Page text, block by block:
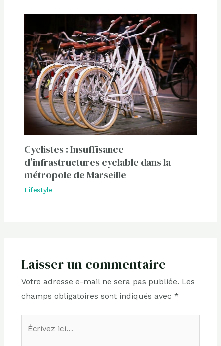
Cyclistes : Insuffisance
d’infrastructures cyclable dans la
métropole de Marseille
Lifestyle
Laisser un commentaire
Votre adresse e-mail ne sera pas publiée. Les
champs obligatoires sont indiqués avec *